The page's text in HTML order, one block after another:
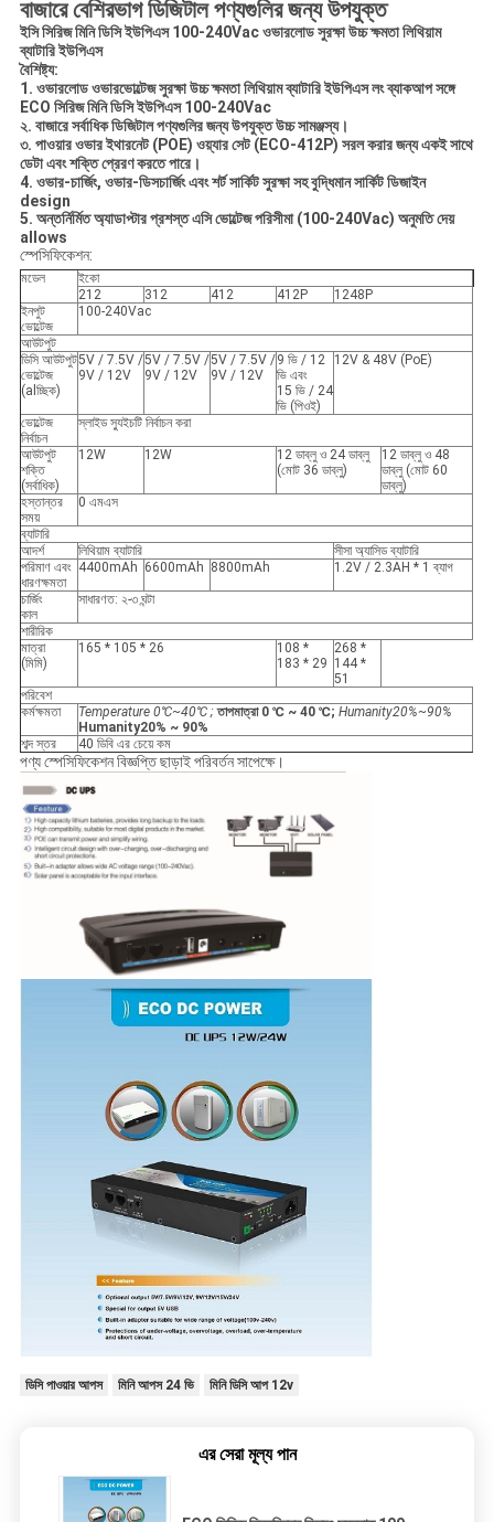
বাজারে বেশিরভাগ ডিজিটাল পণ্যগুলির জন্য উপযুক্ত
ইসি সিরিজ মিনি ডিসি ইউপিএস 100-240Vac ওভারলোড সুরক্ষা উচ্চ ক্ষমতা লিথিয়াম
ব্যাটারি ইউপিএস
বৈশিষ্ট্য:
1. ওভারলোড ওভারভোল্টেজ সুরক্ষা উচ্চ ক্ষমতা লিথিয়াম ব্যাটারি ইউপিএস লং ব্যাকআপ সঙ্গে
ECO সিরিজ মিনি ডিসি ইউপিএস 100-240Vac
২. বাজারে সর্বাধিক ডিজিটাল পণ্যগুলির জন্য উপযুক্ত উচ্চ সামঞ্জস্য।
৩. পাওয়ার ওভার ইথারনেট (POE) ওয়্যার সেট (ECO-412P) সরল করার জন্য একই সাথে
ডেটা এবং শক্তি প্রেরণ করতে পারে।
4. ওভার-চার্জিং, ওভার-ডিসচার্জিং এবং শর্ট সার্কিট সুরক্ষা সহ বুদ্ধিমান সার্কিট ডিজাইন
design
5. অন্তর্নির্মিত অ্যাডাপ্টার প্রশস্ত এসি ভোল্টেজ পরিসীমা (100-240Vac) অনুমতি দেয়
allows
স্পেসিফিকেশন:
মডেল
ইকো
212
312 412 412P
1248P
ইনপুট
ভোল্টেজ
100-240Vac
আউটপুট
ডিসি আউটপুট
ভোল্টেজ
(alচ্ছিক)
5V / 7.5V /
9V / 12V
5V / 7.5V /
9V / 12V
5V / 7.5V /
9V / 12V
9 ভি / 12
ভি এবং
15 ভি / 24
ভি (পিওই)
12V & 48V (PoE)
ভোল্টেজ
নির্বাচন
স্লাইড স্যুইচটি নির্বাচন করা
আউটপুট
শক্তি
(সর্বাধিক)
12W 12W
12 ডাব্লু ও 24 ডাব্লু
(মোট 36 ডাব্লু)
12 ডাব্লু ও 48
ডাব্লু (মোট 60
ডাব্লু)
হস্তান্তর
সময়
0 এমএস
ব্যাটারি
আদর্শ
লিথিয়াম ব্যাটারি
সীসা অ্যাসিড ব্যাটারি
পরিমাণ এবং
ধারণক্ষমতা
4400mAh 6600mAh 8800mAh 1.2V / 2.3AH * 1 ব্যাগ
চার্জিং
কাল
সাধারণত: ২-৩ ঘন্টা
শারীরিক
মাত্রা
(মিমি)
165 * 105 * 26
108 *
183 * 29
268 *
144 *
51
পরিবেশ
কর্মক্ষমতা
Temperature 0℃~40℃ ; তাপমাত্রা 0 ℃ ~ 40 ℃; Humanity20%~90%
Humanity20% ~ 90%
শব্দ স্তর
40 ডিবি এর চেয়ে কম
পণ্য স্পেসিফিকেশন বিজ্ঞপ্তি ছাড়াই পরিবর্তন সাপেক্ষে।
ডিসি পাওয়ার আপস মিনি আপস 24 ভি মিনি ডিসি আপ 12v
এর সেরা মূল্য পান